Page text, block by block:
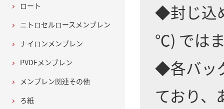
◆封じ込
℃) では
◆各バッ
ており、
ロート
ニトロセルロースメンブレン
ナイロンメンブレン
PVDFメンブレン
メンブレン関連その他
ろ紙